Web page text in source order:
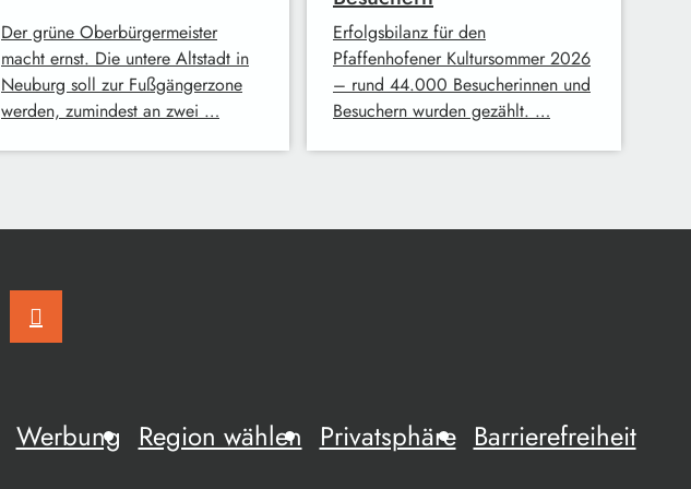
Der grüne Oberbürgermeister
macht ernst. Die untere Altstadt in
Neuburg soll zur Fußgängerzone
werden, zumindest an zwei …
Erfolgsbilanz für den
Pfaffenhofener Kultursommer 2026
– rund 44.000 Besucherinnen und
Besuchern wurden gezählt. …
Werbung Region wählen Privatsphäre Barrierefreiheit